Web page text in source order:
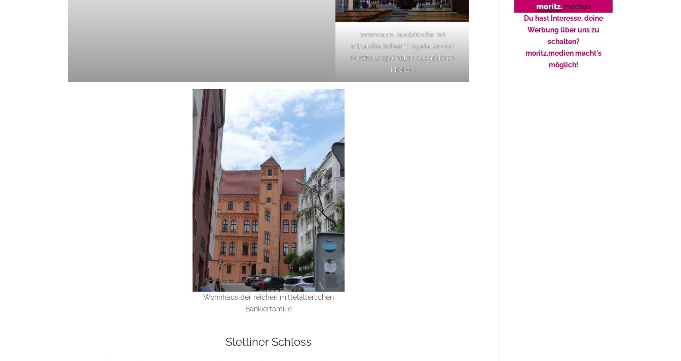
Innenraum Jakobikirche mit
mittelalterlichem Flügelaltar und
Kruzifix, ursprünglich aus anderen
Kirchen
Wohnhaus der reichen mittelalterlichen
Bankierfamilie
Stettiner Schloss
Du hast Interesse, deine
Werbung über uns zu
schalten?
moritz.medien macht's
möglich!